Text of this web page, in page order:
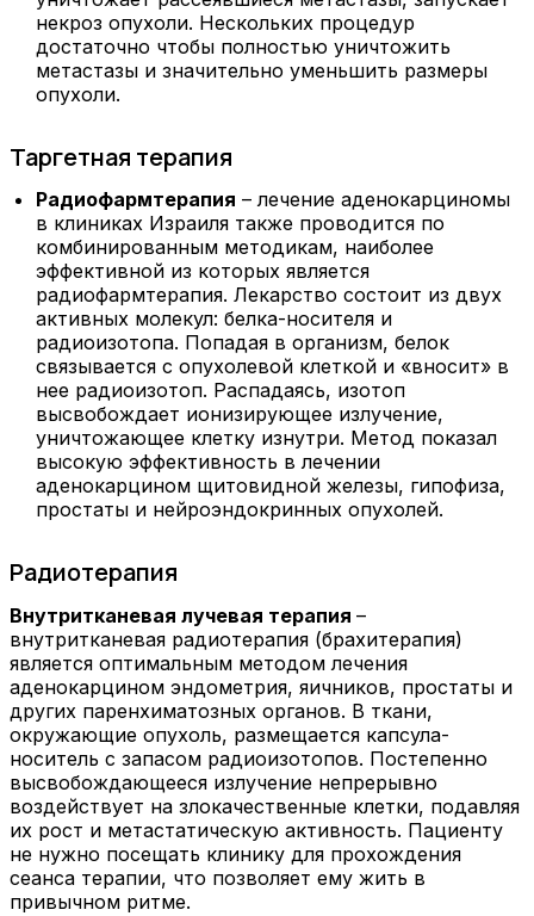
некроз опухоли. Нескольких процедур
достаточно чтобы полностью уничтожить
метастазы и значительно уменьшить размеры
опухоли.
Таргетная терапия
Радиофармтерапия – лечение аденокарциномы
в клиниках Израиля также проводится по
комбинированным методикам, наиболее
эффективной из которых является
радиофармтерапия. Лекарство состоит из двух
активных молекул: белка-носителя и
радиоизотопа. Попадая в организм, белок
связывается с опухолевой клеткой и «вносит» в
нее радиоизотоп. Распадаясь, изотоп
высвобождает ионизирующее излучение,
уничтожающее клетку изнутри. Метод показал
высокую эффективность в лечении
аденокарцином щитовидной железы, гипофиза,
простаты и нейроэндокринных опухолей.
Радиотерапия
Внутритканевая лучевая терапия –
внутритканевая радиотерапия (брахитерапия)
является оптимальным методом лечения
аденокарцином эндометрия, яичников, простаты и
других паренхиматозных органов. В ткани,
окружающие опухоль, размещается капсула-
носитель с запасом радиоизотопов. Постепенно
высвобождающееся излучение непрерывно
воздействует на злокачественные клетки, подавляя
их рост и метастатическую активность. Пациенту
не нужно посещать клинику для прохождения
сеанса терапии, что позволяет ему жить в
привычном ритме.